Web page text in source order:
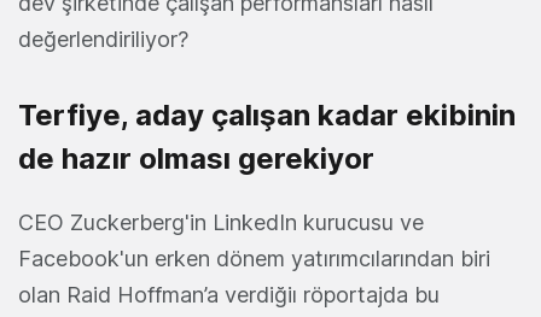
değerlendiriliyor?
Terfiye, aday çalışan kadar ekibinin
de hazır olması gerekiyor
CEO Zuckerberg'in LinkedIn kurucusu ve
Facebook'un erken dönem yatırımcılarından biri
olan Raid Hoffman’a verdiğiı röportajda bu